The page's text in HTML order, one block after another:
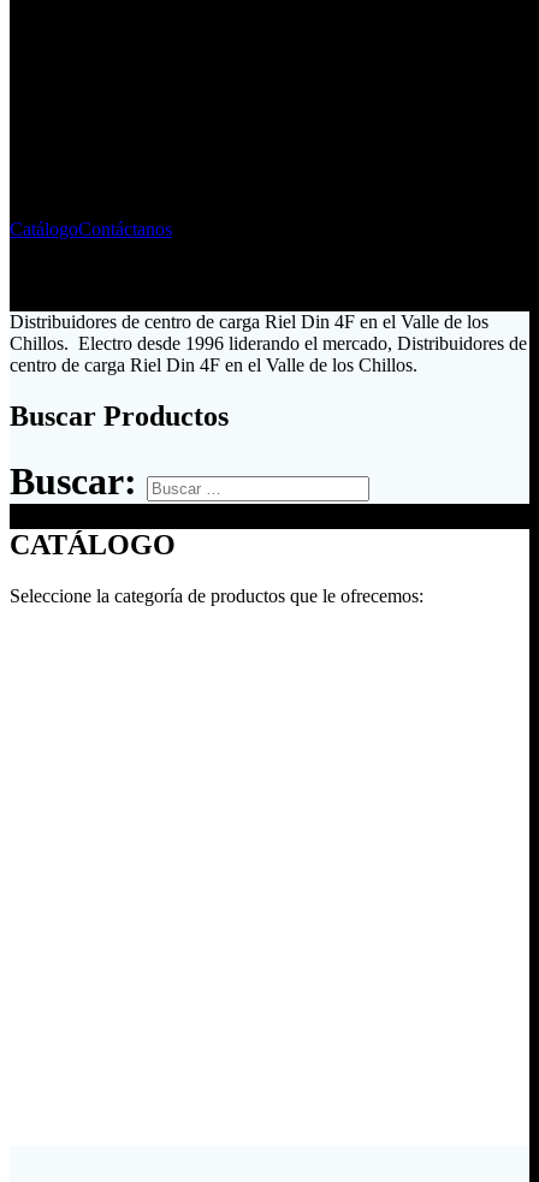
CatálogoContáctanos
Distribuidores de centro de carga Riel Din 4F en el Valle de los
Chillos. Electro desde 1996 liderando el mercado, Distribuidores de
centro de carga Riel Din 4F en el Valle de los Chillos.
Buscar Productos
Buscar:
CATÁLOGO
Seleccione la categoría de productos que le ofrecemos: